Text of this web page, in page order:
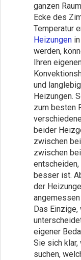
ganzen
Ecke des
Temperatur
Heizungen
werden,
Ihren
und
Heizungen.
zum besten
beider
zwischen
zwischen
besser ist.
der
angemessen
Das
eigener
Sie sich
suchen,